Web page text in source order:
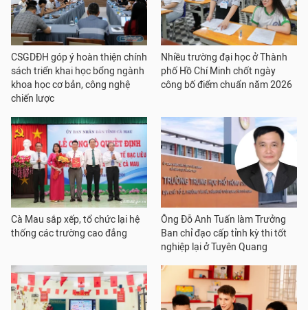
CSGDĐH góp ý hoàn thiện chính
sách triển khai học bổng ngành
khoa học cơ bản, công nghệ
chiến lược
Nhiều trường đại học ở Thành
phố Hồ Chí Minh chốt ngày
công bố điểm chuẩn năm 2026
Cà Mau sắp xếp, tổ chức lại hệ
thống các trường cao đẳng
Ông Đỗ Anh Tuấn làm Trưởng
Ban chỉ đạo cấp tỉnh kỳ thi tốt
nghiệp lại ở Tuyên Quang